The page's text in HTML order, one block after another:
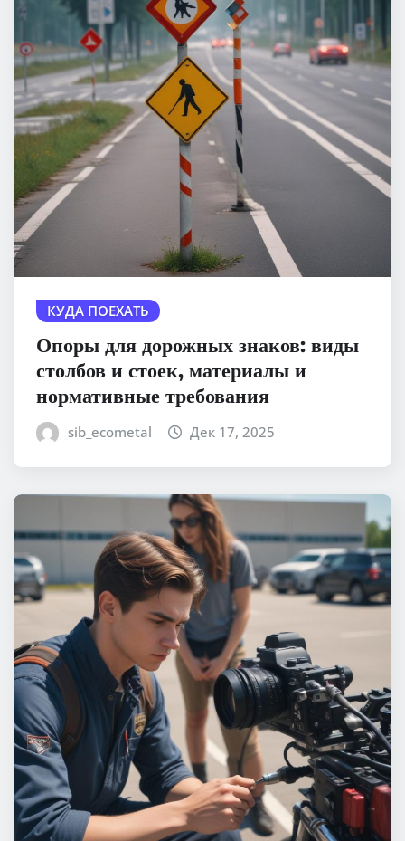
КУДА ПОЕХАТЬ
Опоры для дорожных знаков: виды
столбов и стоек, материалы и
нормативные требования
sib_ecometal Дек 17, 2025